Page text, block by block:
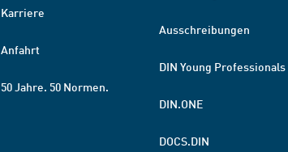
Karriere
Anfahrt
50 Jahre. 50 Normen.
Ausschreibungen
DIN Young Professionals
DIN.ONE
DOCS.DIN